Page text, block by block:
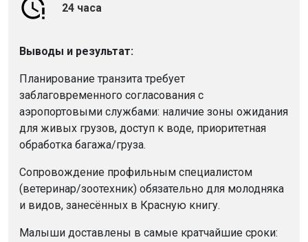
24 часа
Выводы и результат:
Планирование транзита требует
заблаговременного согласования с
аэропортовыми службами: наличие зоны ожидания
для живых грузов, доступ к воде, приоритетная
обработка багажа/груза.
Сопровождение профильным специалистом
(ветеринар/зоотехник) обязательно для молодняка
и видов, занесённых в Красную книгу.
Малыши доставлены в самые кратчайшие сроки: